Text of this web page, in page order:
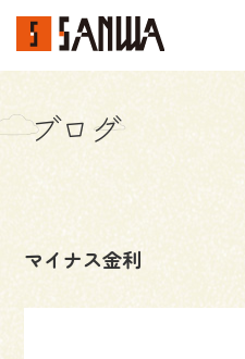
イベント・見学会
不動産情報
事例
ブログ
マイナス金利